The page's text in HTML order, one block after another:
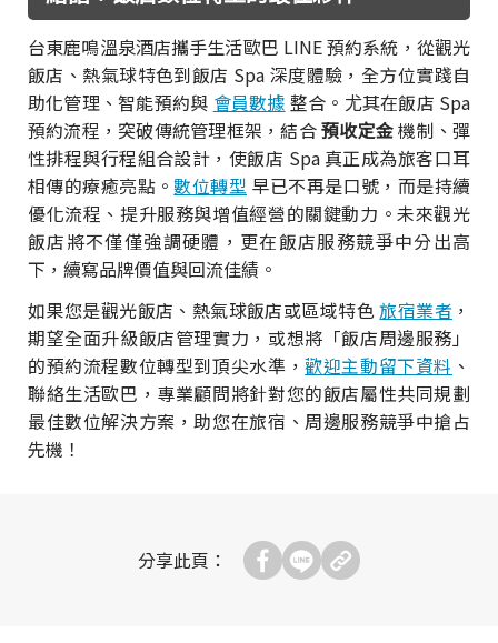
台東鹿鳴溫泉酒店攜手生活歐巴 LINE 預約系統，從觀光
飯店、熱氣球特色到飯店 Spa 深度體驗，全方位實踐自
助化管理、智能預約與 會員數據 整合。尤其在飯店 Spa
預約流程，突破傳統管理框架，結合預收定金機制、彈
性排程與行程組合設計，使飯店 Spa 真正成為旅客口耳
相傳的療癒亮點。數位轉型 早已不再是口號，而是持續
優化流程、提升服務與增值經營的關鍵動力。未來觀光
飯店將不僅僅強調硬體，更在飯店服務競爭中分出高
下，續寫品牌價值與回流佳績。
如果您是觀光飯店、熱氣球飯店或區域特色旅宿業者 ，
期望全面升級飯店管理實力，或想將「飯店周邊服務」
的預約流程數位轉型到頂尖水準，歡迎主動留下資料 、
聯絡生活歐巴，專業顧問將針對您的飯店屬性共同規劃
最佳數位解決方案，助您在旅宿、周邊服務競爭中搶占
先機！
分享此頁：